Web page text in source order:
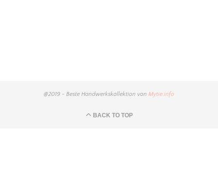
@2019 - Beste Handwerkskollektion von Mytie.info
BACK TO TOP